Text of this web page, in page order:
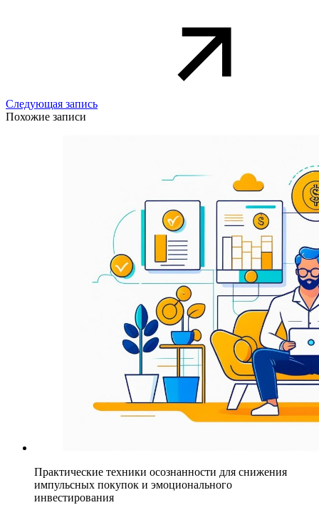
Следующая запись
Похожие записи
Практические техники осознанности для снижения
импульсных покупок и эмоционального
инвестирования